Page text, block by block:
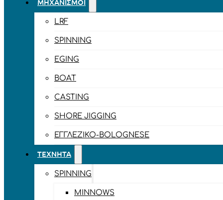
ΜΗΧΑΝΙΣΜΟΊ
LRF
SPINNING
EGING
BOAT
CASTING
SHORE JIGGING
ΕΓΓΛΈΖΙΚΟ-BOLOGNESE
ΤΕΧΝΗΤΆ
SPINNING
MINNOWS